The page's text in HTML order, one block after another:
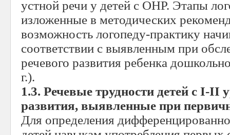
устной речи у детей с ОНР. Этапы
изложенные в методических
возможность логопеду-практику
соответствии с выявленным при
речевого развития ребенка
г.).
1.3. Речевые трудности детей с I-II
развития, выявленные при
Для определения